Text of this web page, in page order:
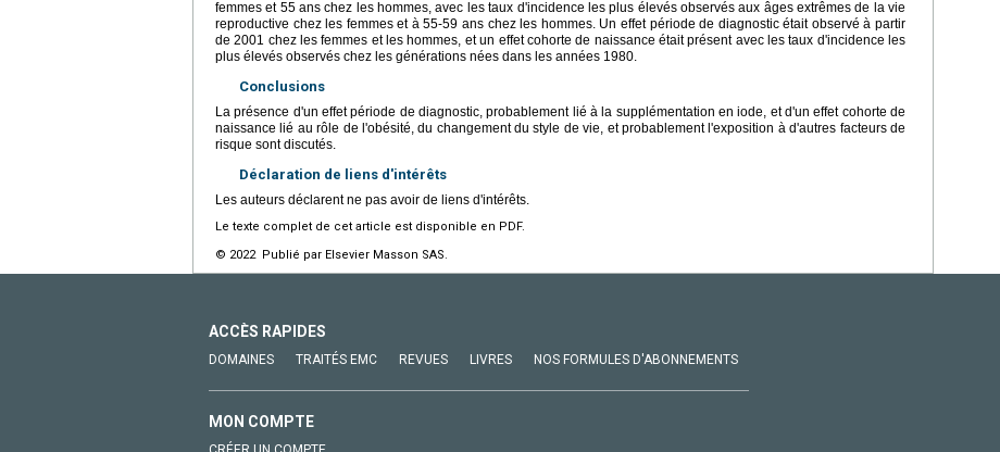
femmes et 55 ans chez les hommes, avec les taux d'incidence les plus élevés observés aux âges extrêmes de la vie
reproductive chez les femmes et à 55-59 ans chez les hommes. Un effet période de diagnostic était observé à partir
de 2001 chez les femmes et les hommes, et un effet cohorte de naissance était présent avec les taux d'incidence les
plus élevés observés chez les générations nées dans les années 1980.
Conclusions
La présence d'un effet période de diagnostic, probablement lié à la supplémentation en iode, et d'un effet cohorte de
naissance lié au rôle de l'obésité, du changement du style de vie, et probablement l'exposition à d'autres facteurs de
risque sont discutés.
Déclaration de liens d'intérêts
Les auteurs déclarent ne pas avoir de liens d'intérêts.
Le texte complet de cet article est disponible en PDF.
© 2022 Publié par Elsevier Masson SAS.
ACCÈS RAPIDES
DOMAINES TRAITÉS EMC REVUES LIVRES NOS FORMULES D'ABONNEMENTS
MON COMPTE